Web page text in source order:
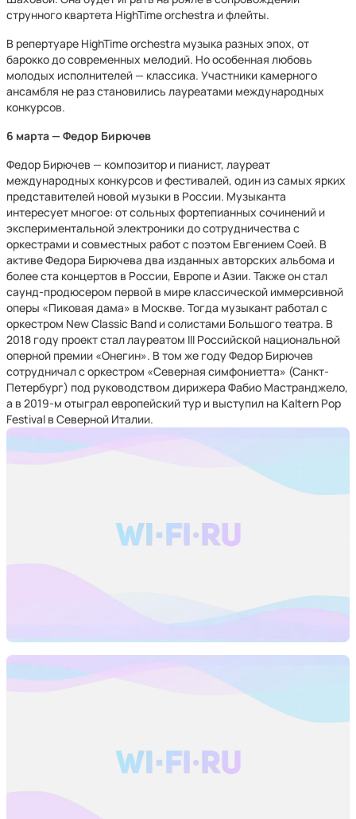
струнного квартета HighTime orchestra и флейты.
В репертуаре HighTime orchestra музыка разных эпох, от
барокко до современных мелодий. Но особенная любовь
молодых исполнителей — классика. Участники камерного
ансамбля не раз становились лауреатами международных
конкурсов.
6 марта — Федор Бирючев
Федор Бирючев — композитор и пианист, лауреат
международных конкурсов и фестивалей, один из самых ярких
представителей новой музыки в России. Музыканта
интересует многое: от сольных фортепианных сочинений и
экспериментальной электроники до сотрудничества с
оркестрами и совместных работ с поэтом Евгением Соей. В
активе Федора Бирючева два изданных авторских альбома и
более ста концертов в России, Европе и Азии. Также он стал
саунд-продюсером первой в мире классической иммерсивной
оперы «Пиковая дама» в Москве. Тогда музыкант работал с
оркестром New Classic Band и солистами Большого театра. В
2018 году проект стал лауреатом III Российской национальной
оперной премии «Онегин». В том же году Федор Бирючев
сотрудничал с оркестром «Северная симфониетта» (Санкт-
Петербург) под руководством дирижера Фабио Мастранджело,
а в 2019-м отыграл европейский тур и выступил на Kaltern Pop
Festival в Северной Италии.